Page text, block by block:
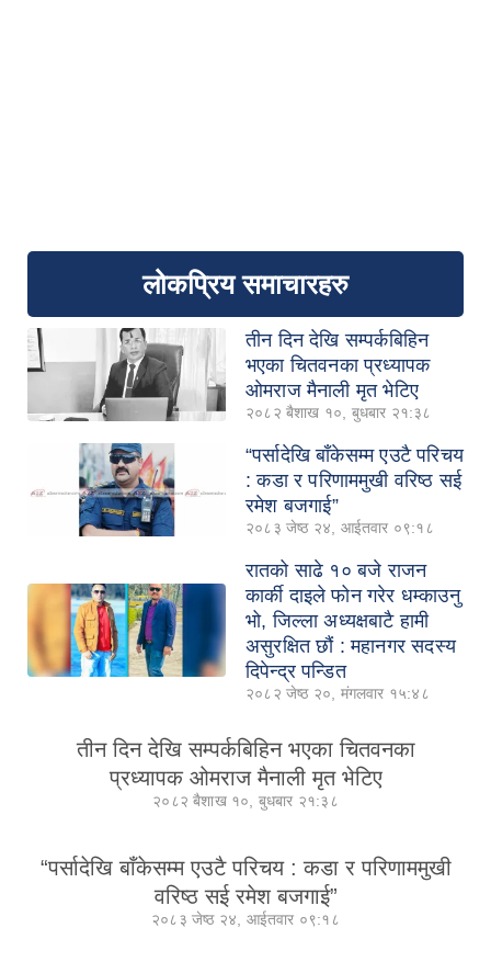
लोकप्रिय समाचारहरु
तीन दिन देखि सम्पर्कबिहिन
भएका चितवनका प्रध्यापक
ओमराज मैनाली मृत भेटिए
२०८२ बैशाख १०, बुधबार २१:३८
“पर्सादेखि बाँकेसम्म एउटै परिचय
: कडा र परिणाममुखी वरिष्ठ सई
रमेश बजगाई”
२०८३ जेष्ठ २४, आईतवार ०९:१८
रातको साढे १० बजे राजन
कार्की दाइले फोन गरेर धम्काउनु
भो, जिल्ला अध्यक्षबाटै हामी
असुरक्षित छौं : महानगर सदस्य
दिपेन्द्र पन्डित
२०८२ जेष्ठ २०, मंगलवार १५:४८
तीन दिन देखि सम्पर्कबिहिन भएका चितवनका
प्रध्यापक ओमराज मैनाली मृत भेटिए
२०८२ बैशाख १०, बुधबार २१:३८
“पर्सादेखि बाँकेसम्म एउटै परिचय : कडा र परिणाममुखी
वरिष्ठ सई रमेश बजगाई”
२०८३ जेष्ठ २४, आईतवार ०९:१८